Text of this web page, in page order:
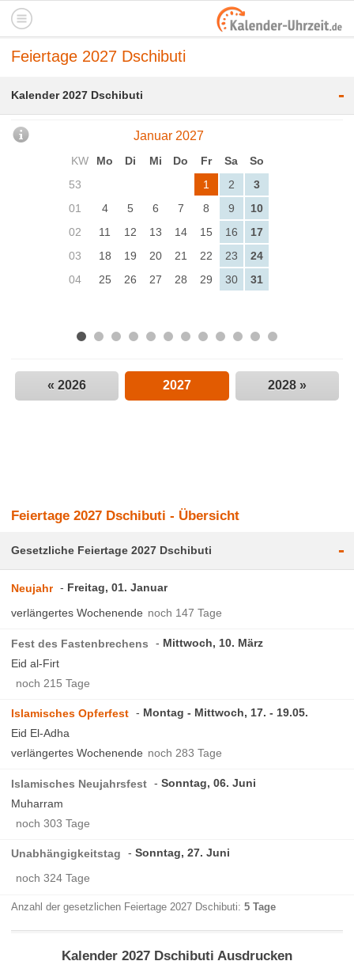
Feiertage 2027 Dschibuti
Kalender 2027 Dschibuti -
Januar 2027
KW Mo Di Mi Do Fr Sa
So
53
1 2
3
01
4 5 6 7 8 9
10
02
11 12 13 14 15 16
17
03
18 19 20 21 22 23
24
04
25 26 27 28 29 30 31
« 2026 2027 2028 »
Feiertage 2027 Dschibuti - Übersicht
Gesetzliche Feiertage 2027 Dschibuti -
Neujahr
Freitag, 01. Januar
verlängertes Wochenende noch 147 Tage
Fest des Fastenbrechens
Mittwoch, 10. März
Eid al-Firt
noch 215 Tage
Islamisches Opferfest
Montag - Mittwoch, 17. - 19.05.
Eid El-Adha
verlängertes Wochenende noch 283 Tage
Islamisches Neujahrsfest
Sonntag, 06. Juni
Muharram
noch 303 Tage
Unabhängigkeitstag
Sonntag, 27. Juni
noch 324 Tage
Anzahl der gesetzlichen Feiertage 2027 Dschibuti:5 Tage
Kalender 2027 Dschibuti Ausdrucken